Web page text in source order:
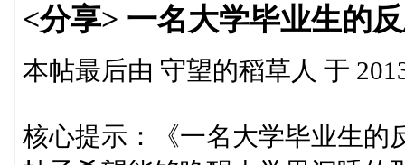
<分享> 一名大学毕业生的
本帖最后由 守望的稻草人 于
核心提示：《一名大学毕业生的